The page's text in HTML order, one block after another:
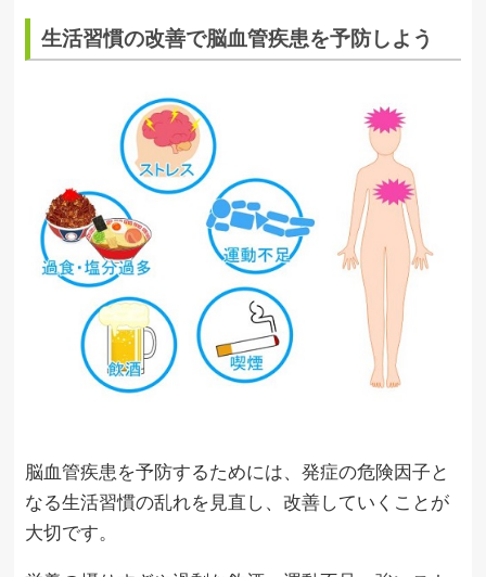
生活習慣の改善で脳血管疾患を予防しよう
脳血管疾患を予防するためには、発症の危険因子と
なる生活習慣の乱れを見直し、改善していくことが
大切です。